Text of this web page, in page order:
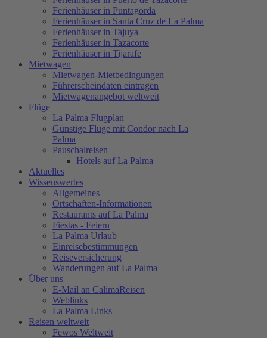
Ferienhäuser in Puntagorda
Ferienhäuser in Santa Cruz de La Palma
Ferienhäuser in Tajuya
Ferienhäuser in Tazacorte
Ferienhäuser in Tijarafe
Mietwagen
Mietwagen-Mietbedingungen
Führerscheindaten eintragen
Mietwagenangebot weltweit
Flüge
La Palma Flugplan
Günstige Flüge mit Condor nach La
Palma
Pauschalreisen
Hotels auf La Palma
Aktuelles
Wissenswertes
Allgemeines
Ortschaften-Informationen
Restaurants auf La Palma
Fiestas - Feiern
La Palma Urlaub
Einreisebestimmungen
Reiseversicherung
Wanderungen auf La Palma
Über uns
E-Mail an CalimaReisen
Weblinks
La Palma Links
Reisen weltweit
Fewos Weltweit